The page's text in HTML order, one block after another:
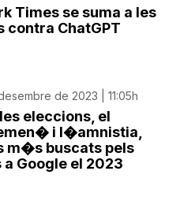
Times se suma a les
contra ChatGPT
de 2023 | 11:05h
eleccions, el
i l�amnistia,
m�s buscats pels
a Google el 2023